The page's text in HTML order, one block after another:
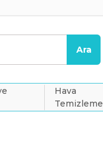
Ara
Hava
Temizleme